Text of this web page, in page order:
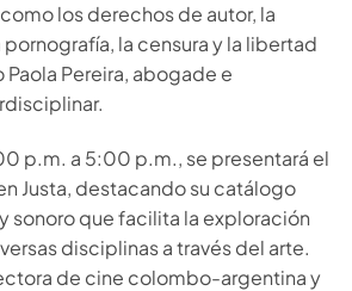
los derechos de autor, la
la censura y la libertad
Pereira, abogade e
p.m. a 5:00 p.m., se presentará el
Justa, destacando su catálogo
sonoro que facilita la exploración
disciplinas a través del arte.
de cine colombo-argentina y